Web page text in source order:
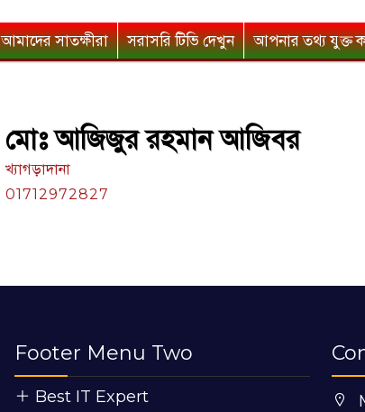
আমাদের সাতক্ষীরা সরাসরি টিভি দেখুন আপনার তথ্য যুক্ত
মোঃ আজিজুর রহমান আজিবর
খ্যাগড়াদানা
01712972827
Footer Menu Two
Best IT Expert